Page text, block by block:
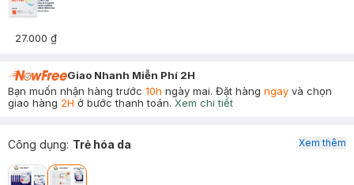
27.000 ₫
Giao Nhanh Miễn Phí 2H
Bạn muốn nhận hàng trước 10h ngày mai. Đặt hàng ngay và chọn
giao hàng 2H ở bước thanh toán. Xem chi tiết
Công dụng: Trẻ hóa da Xem thêm